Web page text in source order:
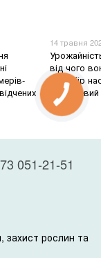
14 травня
від чого
як вибір
на
051-21-51
захист рослин та